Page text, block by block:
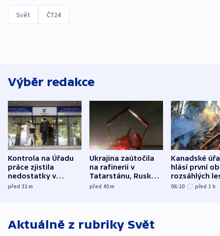
Svět ČT24
Výběr redakce
Kontrola na Úřadu
práce zjistila
nedostatky v
účetnictví za 5,6
před 31m
Ukrajina zaútočila
na rafinerii v
Tatarstánu, Rusko
bombardovalo
před 40m
Kanadské
hlásí první
rozsáhlých
požárů
06:20 před 1 h
Aktuálně z rubriky Svět